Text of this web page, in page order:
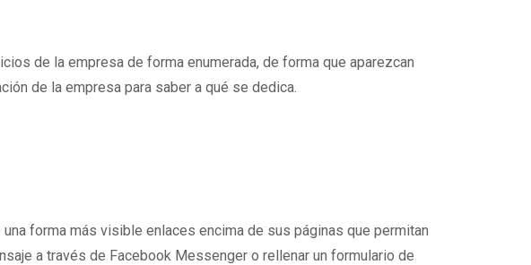
de la empresa de forma enumerada, de forma que aparezcan
de la empresa para saber a qué se dedica.
forma más visible enlaces encima de sus páginas que permitan
a través de Facebook Messenger o rellenar un formulario de